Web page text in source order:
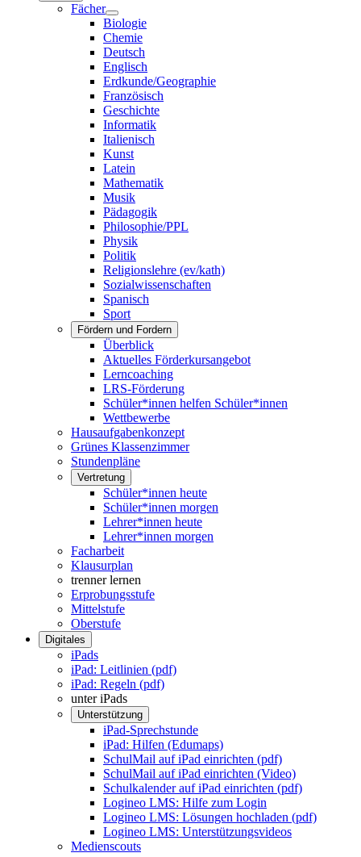
Fächer
Biologie
Chemie
Deutsch
Englisch
Erdkunde/Geographie
Französisch
Geschichte
Informatik
Italienisch
Kunst
Latein
Mathematik
Musik
Pädagogik
Philosophie/PPL
Physik
Politik
Religionslehre (ev/kath)
Sozialwissenschaften
Spanisch
Sport
Fördern und Fordern
Überblick
Aktuelles Förderkursangebot
Lerncoaching
LRS-Förderung
Schüler*innen helfen Schüler*innen
Wettbewerbe
Hausaufgabenkonzept
Grünes Klassenzimmer
Stundenpläne
Vertretung
Schüler*innen heute
Schüler*innen morgen
Lehrer*innen heute
Lehrer*innen morgen
Facharbeit
Klausurplan
trenner lernen
Erprobungsstufe
Mittelstufe
Oberstufe
Digitales
iPads
iPad: Leitlinien (pdf)
iPad: Regeln (pdf)
unter iPads
Unterstützung
iPad-Sprechstunde
iPad: Hilfen (Edumaps)
SchulMail auf iPad einrichten (pdf)
SchulMail auf iPad einrichten (Video)
Schulkalender auf iPad einrichten (pdf)
Logineo LMS: Hilfe zum Login
Logineo LMS: Lösungen hochladen (pdf)
Logineo LMS: Unterstützungsvideos
Medienscouts